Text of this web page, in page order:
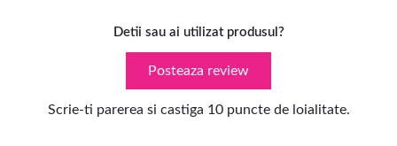
Detii sau ai utilizat produsul?
Posteaza review
Scrie-ti parerea si castiga 10 puncte de loialitate.